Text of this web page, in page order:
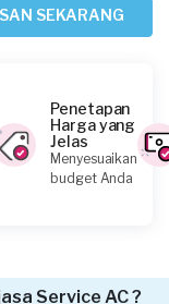
SEKARANG
Penetapan
Harga yang
Jelas
Menyesuaikan
budget Anda
Service AC ?